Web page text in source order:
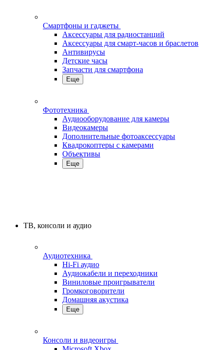
Смартфоны и гаджеты
Аксессуары для радиостанций
Аксессуары для смарт-часов и браслетов
Антивирусы
Детские часы
Запчасти для смартфона
Еще
Фототехника
Аудиооборудование для камеры
Видеокамеры
Дополнительные фотоаксессуары
Квадрокоптеры с камерами
Объективы
Еще
ТВ, консоли и аудио
Аудиотехника
Hi-Fi аудио
Аудиокабели и переходники
Виниловые проигрыватели
Громкоговорители
Домашняя акустика
Еще
Консоли и видеоигры